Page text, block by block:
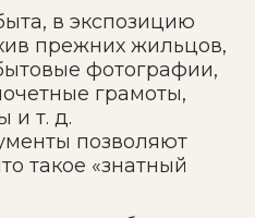
в экспозицию
прежних жильцов,
фотографии,
грамоты,
и т. д.
позволяют
такое «знатный